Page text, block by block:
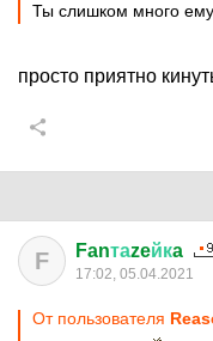
Ты слишком много
просто приятно
F Fanтаzeйкa
17:02, 05.04.2021
От пользователя